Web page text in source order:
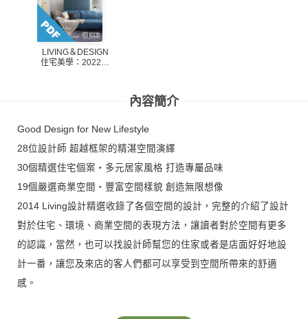
LIVING＆DESIGN
住宅美學：2022設
內容簡介
Good Design for New Lifestyle
28位設計師 超越框架的精湛空間演繹
30個精選住宅個案‧多元居家風格 打造專屬品味
19個嚴選商業空間‧豐富空間樣貌 創造無限想像
2014 Living設計精選收錄了各個空間的設計，完整的介紹了設計
對於住宅、環境、商業空間的表現方法，讓讀者對於空間有更多
的認識，當然，也可以找設計師幫您的住家或者是店面好好地設
計一番，讓您及來店的客人們都可以享受到空間所帶來的舒適
感。